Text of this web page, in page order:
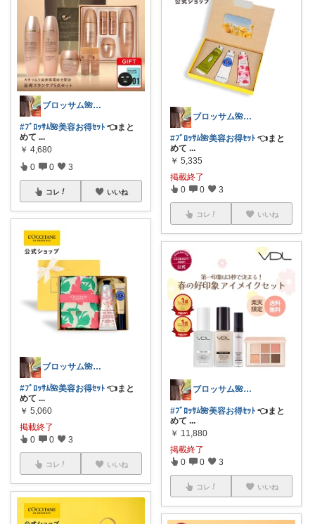
ブロッサム🌺꧂30代からの韓国美容
#ﾌﾞﾛｯｻﾑ🌺美容お得ｾｯﾄ 👈まと
めて ...
￥ 4,680
0 0 3
コレ いいね
ブロッサム🌺꧂30代からの韓国美容
#ﾌﾞﾛｯｻﾑ🌺美容お得ｾｯﾄ 👈まと
めて ...
￥ 5,060
掲載終了
0 0 3
コレ いいね
ブロッサム🌺꧂30代からの韓国美容
#ﾌﾞﾛｯｻﾑ🌺美容お得ｾｯﾄ 👈まと
めて ...
￥ 5,335
掲載終了
0 0 3
コレ いいね
ブロッサム🌺꧂30代からの韓国美容
#ﾌﾞﾛｯｻﾑ🌺美容お得ｾｯﾄ 👈まと
めて ...
￥ 11,880
掲載終了
0 0 3
コレ いいね